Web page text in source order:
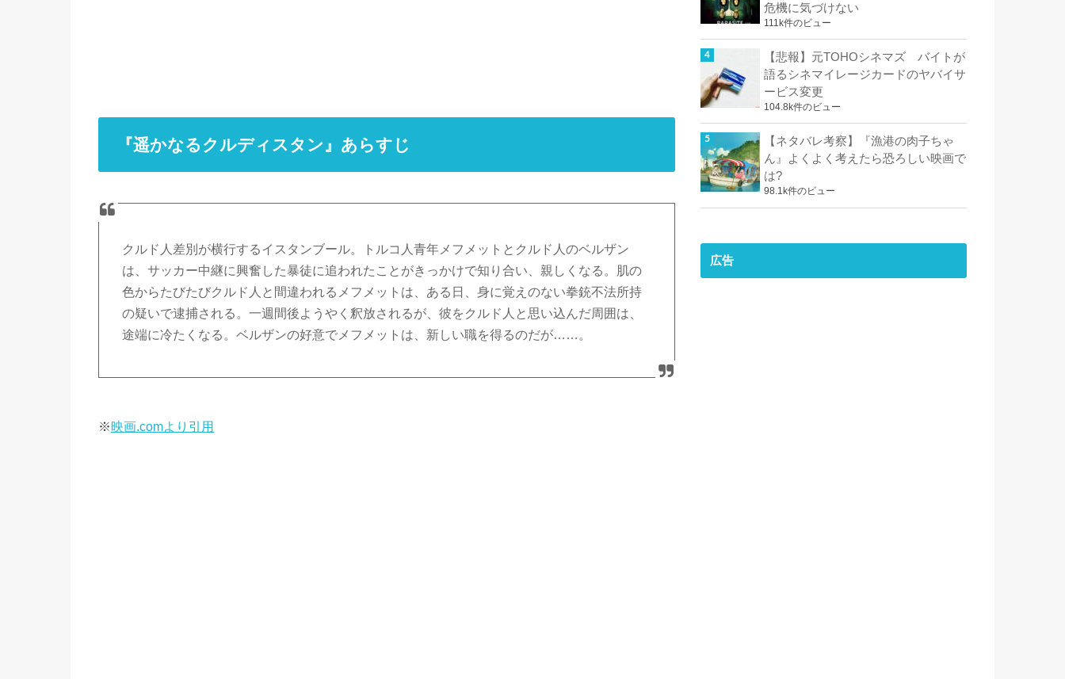
『遥かなるクルディスタン』あらすじ
クルド人差別が横行するイスタンブール。トルコ人青年メフメットとクルド人のベルザン
は、サッカー中継に興奮した暴徒に追われたことがきっかけで知り合い、親しくなる。肌の
色からたびたびクルド人と間違われるメフメットは、ある日、身に覚えのない拳銃不法所持
の疑いで逮捕される。一週間後ようやく釈放されるが、彼をクルド人と思い込んだ周囲は、
途端に冷たくなる。ベルザンの好意でメフメットは、新しい職を得るのだが……。
※映画.comより引用
危機に気づけない
111k件のビュー
【悲報】元TOHOシネマズ バイトが
語るシネマイレージカードのヤバイサ
ービス変更
104.8k件のビュー
【ネタバレ考察】『漁港の肉子ちゃ
ん』よくよく考えたら恐ろしい映画で
は?
98.1k件のビュー
広告